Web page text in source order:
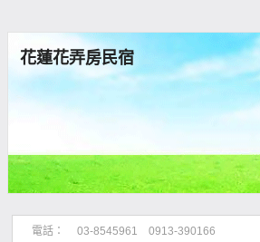
花蓮花弄房民宿
電話： 03-8545961 0913-390166